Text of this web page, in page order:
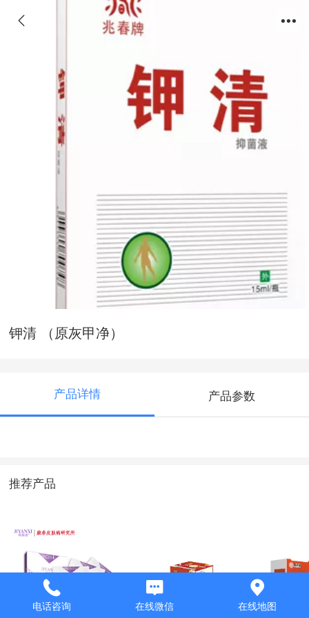
钾清 （原灰甲净）
产品详情 产品参数
推荐产品
玑颜希马齿笕面膜 阴痒清 （伤口护 清菌舒
电话咨询 在线微信 在线地图